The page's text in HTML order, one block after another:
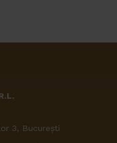
3, București